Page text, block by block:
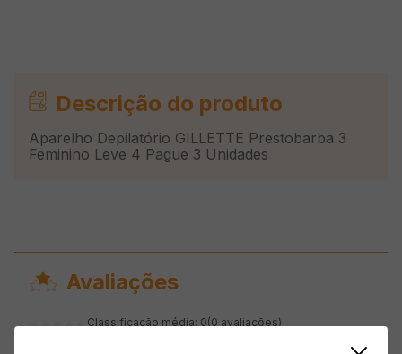
Descrição do produto
Aparelho Depilatório GILLETTE Prestobarba 3
Feminino Leve 4 Pague 3 Unidades
Avaliações
Classificação média: 0(0 avaliações)